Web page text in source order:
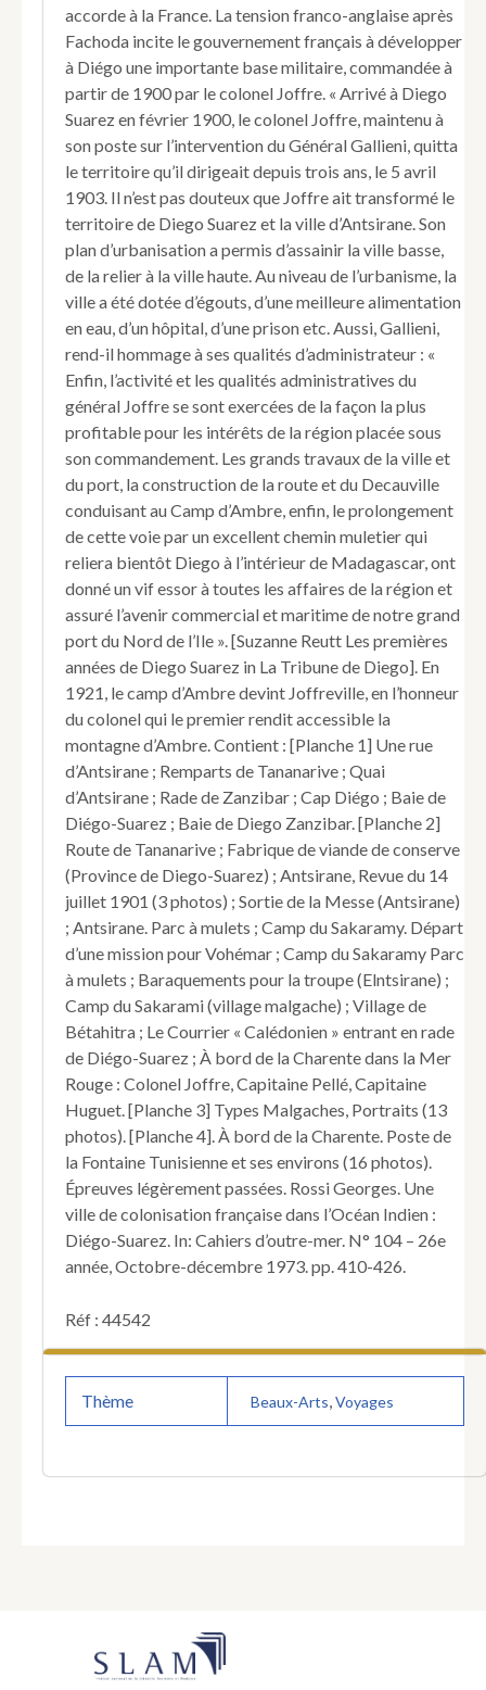
accorde à la France. La tension franco-anglaise après
Fachoda incite le gouvernement français à développer
à Diégo une importante base militaire, commandée à
partir de 1900 par le colonel Joffre. « Arrivé à Diego
Suarez en février 1900, le colonel Joffre, maintenu à
son poste sur l’intervention du Général Gallieni, quitta
le territoire qu’il dirigeait depuis trois ans, le 5 avril
1903. Il n’est pas douteux que Joffre ait transformé le
territoire de Diego Suarez et la ville d’Antsirane. Son
plan d’urbanisation a permis d’assainir la ville basse,
de la relier à la ville haute. Au niveau de l’urbanisme, la
ville a été dotée d’égouts, d’une meilleure alimentation
en eau, d’un hôpital, d’une prison etc. Aussi, Gallieni,
rend-il hommage à ses qualités d’administrateur : «
Enfin, l’activité et les qualités administratives du
général Joffre se sont exercées de la façon la plus
profitable pour les intérêts de la région placée sous
son commandement. Les grands travaux de la ville et
du port, la construction de la route et du Decauville
conduisant au Camp d’Ambre, enfin, le prolongement
de cette voie par un excellent chemin muletier qui
reliera bientôt Diego à l’intérieur de Madagascar, ont
donné un vif essor à toutes les affaires de la région et
assuré l’avenir commercial et maritime de notre grand
port du Nord de l’Ile ». [Suzanne Reutt Les premières
années de Diego Suarez in La Tribune de Diego]. En
1921, le camp d’Ambre devint Joffreville, en l’honneur
du colonel qui le premier rendit accessible la
montagne d’Ambre. Contient : [Planche 1] Une rue
d’Antsirane ; Remparts de Tananarive ; Quai
d’Antsirane ; Rade de Zanzibar ; Cap Diégo ; Baie de
Diégo-Suarez ; Baie de Diego Zanzibar. [Planche 2]
Route de Tananarive ; Fabrique de viande de conserve
(Province de Diego-Suarez) ; Antsirane, Revue du 14
juillet 1901 (3 photos) ; Sortie de la Messe (Antsirane)
; Antsirane. Parc à mulets ; Camp du Sakaramy. Départ
d’une mission pour Vohémar ; Camp du Sakaramy Parc
à mulets ; Baraquements pour la troupe (Elntsirane) ;
Camp du Sakarami (village malgache) ; Village de
Bétahitra ; Le Courrier « Calédonien » entrant en rade
de Diégo-Suarez ; À bord de la Charente dans la Mer
Rouge : Colonel Joffre, Capitaine Pellé, Capitaine
Huguet. [Planche 3] Types Malgaches, Portraits (13
photos). [Planche 4]. À bord de la Charente. Poste de
la Fontaine Tunisienne et ses environs (16 photos).
Épreuves légèrement passées. Rossi Georges. Une
ville de colonisation française dans l’Océan Indien :
Diégo-Suarez. In: Cahiers d’outre-mer. N° 104 – 26e
année, Octobre-décembre 1973. pp. 410-426.
Réf : 44542
Thème Beaux-Arts,Voyages